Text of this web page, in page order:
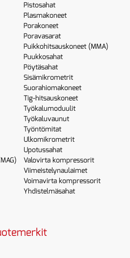
Pistosahat
Plasmakoneet
Porakoneet
Poravasarat
Puikkohitsauskoneet (MMA)
Puukkosahat
Pöytäsahat
Sisämikrometrit
Suorahiomakoneet
Tig-hitsauskoneet
Työkalumoduulit
Työkaluvaunut
Työntömitat
Ulkomikrometrit
Upotussahat
Valovirta kompressorit
Viimeistelynaulaimet
Voimavirta kompressorit
Yhdistelmäsahat